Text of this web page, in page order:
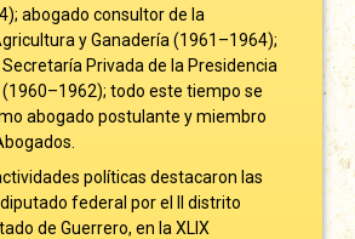
abogado consultor de la
y Ganadería (1961–1964);
Privada de la Presidencia
(1960–1962); todo este tiempo se
abogado postulante y miembro
políticas destacaron las
federal por el II distrito
de Guerrero, en la XLIX